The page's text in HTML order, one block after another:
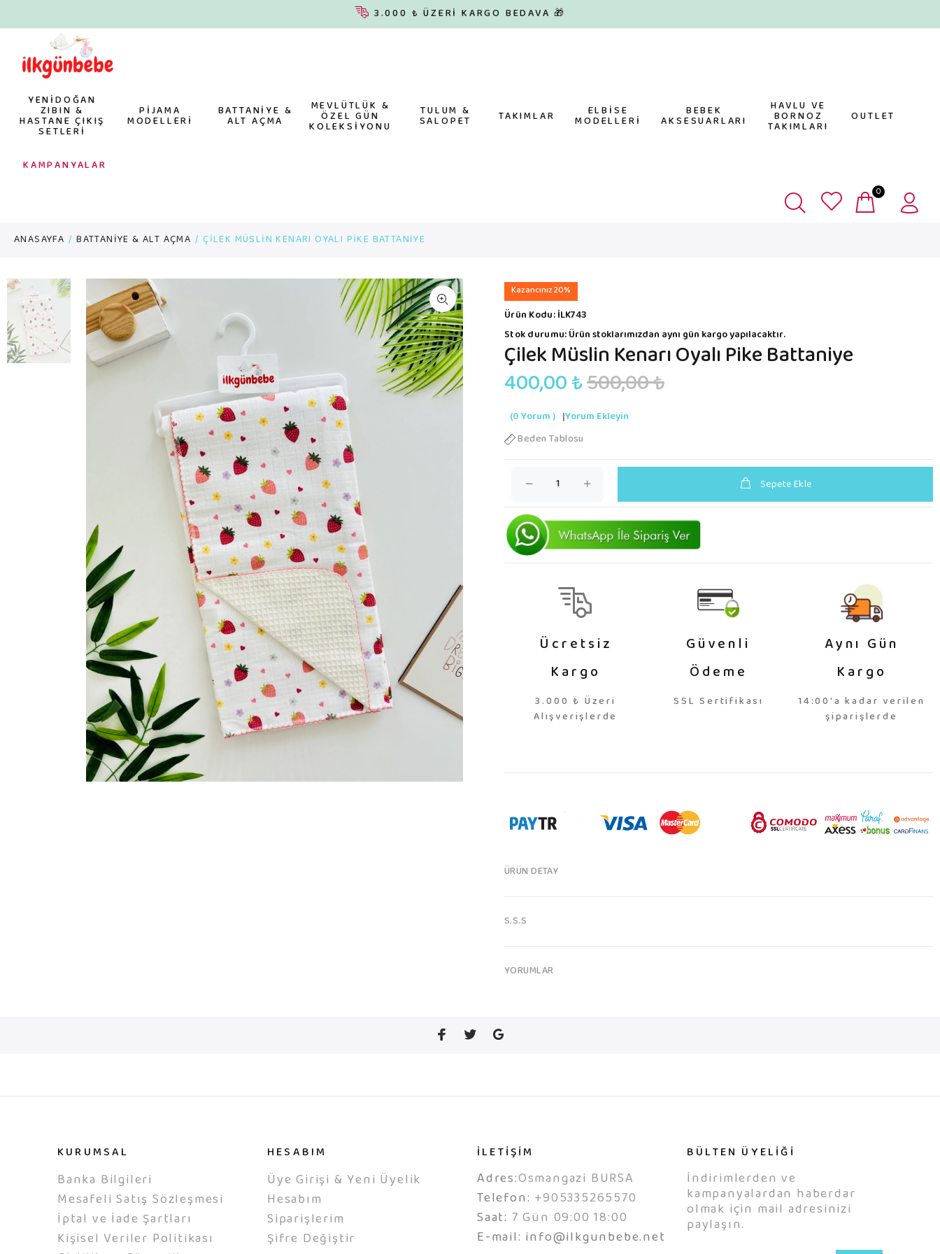
3.000 ₺ ÜZERİ KARGO BEDAVA 🎁
YENİDOĞAN
ZIBIN &
HASTANE ÇIKIŞ
SETLERİ
PİJAMA
MODELLERİ
BATTANİYE &
ALT AÇMA
MEVLÜTLÜK &
ÖZEL GÜN
KOLEKSİYONU
TULUM &
SALOPET TAKIMLAR ELBİSE
MODELLERİ
BEBEK
AKSESUARLARI
HAVLU VE
BORNOZ
TAKIMLARI
OUTLET
KAMPANYALAR
0
ANASAYFA BATTANİYE & ALT AÇMA ÇİLEK MÜSLİN KENARI OYALI PİKE BATTANİYE
Kazancınız 20%
Ürün Kodu:İLK743
Stok durumu:Ürün stoklarımızdan aynı gün kargo yapılacaktır.
Çilek Müslin Kenarı Oyalı Pike Battaniye
400,00 ₺500,00 ₺
(0 Yorum ) |Yorum Ekleyin
Beden Tablosu
Sepete Ekle
Ücretsiz
Kargo
3.000 ₺ Üzeri
Alışverişlerde
Güvenli
Ödeme
SSL Sertifikası
Aynı Gün
Kargo
14:00'a kadar verilen
şiparişlerde
ÜRÜN DETAY
S.S.S
YORUMLAR
KURUMSAL
Banka Bilgileri
Mesafeli Satış Sözleşmesi
İptal ve İade Şartları
Kişisel Veriler Politikası
HESABIM
Üye Girişi & Yeni Üyelik
Hesabım
Siparişlerim
Şifre Değiştir
İLETİŞİM
Adres:Osmangazi BURSA
Telefon: +905335265570
Saat: 7 Gün 09:00 18:00
E-mail: info@ilkgunbebe.net
BÜLTEN ÜYELİĞİ
İndirimlerden ve
kampanyalardan haberdar
olmak için mail adresinizi
paylaşın.